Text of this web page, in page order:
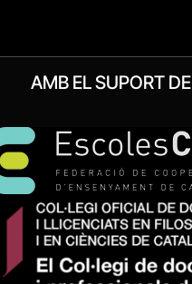
AMB EL SUPORT DE